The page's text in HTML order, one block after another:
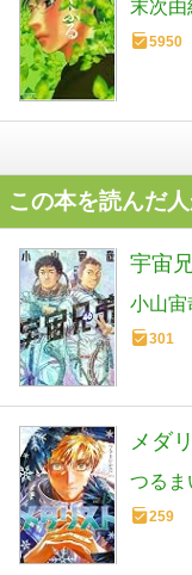
末次由
5950
この本を読んだ
宇宙
小山宙
301
メダ
つるま
259